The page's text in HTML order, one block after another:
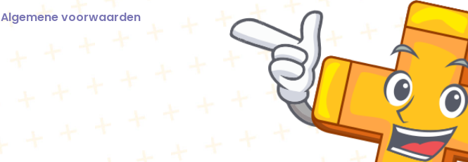
Algemene voorwaarden